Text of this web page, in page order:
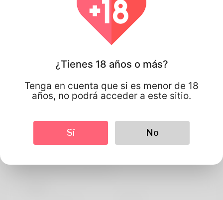
¿Tienes 18 años o más?
Tenga en cuenta que si es menor de 18
años, no podrá acceder a este sitio.
Sí No
Ítalo
Información de perfil